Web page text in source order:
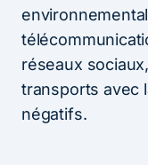
réseaux
transports avec
négatifs.